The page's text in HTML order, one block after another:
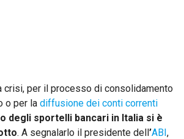
crisi, per il processo di consolidamento
o per la diffusione dei conti correnti
degli sportelli bancari in Italia si è
. A segnalarlo il presidente dell’ABI,